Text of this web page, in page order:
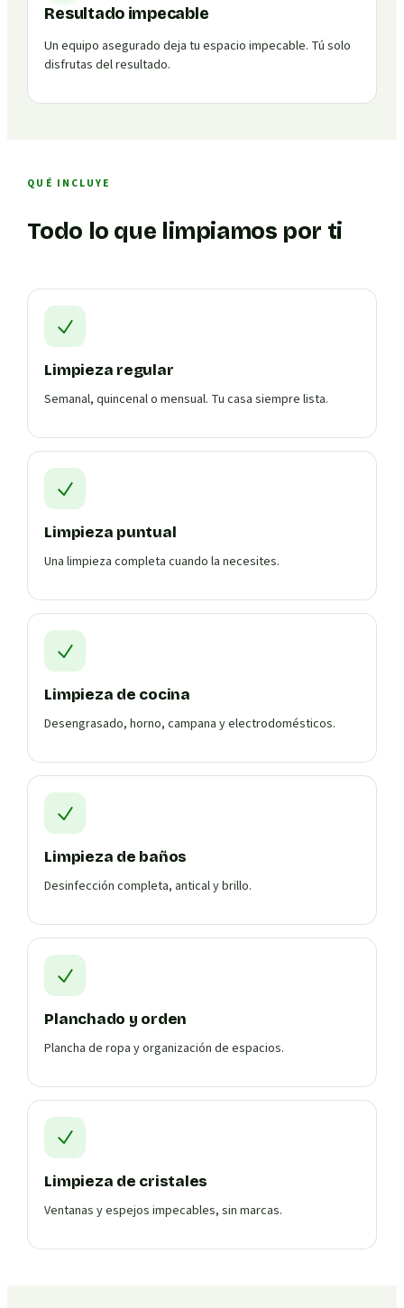
Resultado impecable
Un equipo asegurado deja tu espacio impecable. Tú solo
disfrutas del resultado.
QUÉ INCLUYE
Todo lo que limpiamos por ti
Limpieza regular
Semanal, quincenal o mensual. Tu casa siempre lista.
Limpieza puntual
Una limpieza completa cuando la necesites.
Limpieza de cocina
Desengrasado, horno, campana y electrodomésticos.
Limpieza de baños
Desinfección completa, antical y brillo.
Planchado y orden
Plancha de ropa y organización de espacios.
Limpieza de cristales
Ventanas y espejos impecables, sin marcas.